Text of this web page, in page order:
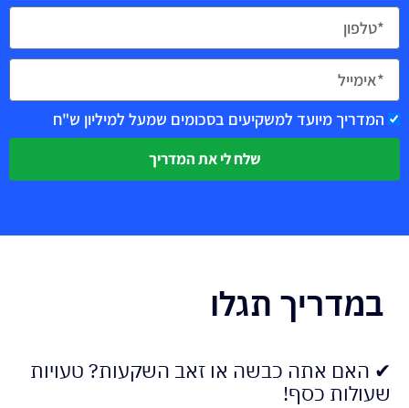
המדריך מיועד למשקיעים בסכומים שמעל למיליון ש"ח
שלח לי את המדריך
במדריך תגלו
✔ האם אתה כבשה או זאב השקעות? טעויות
שעולות כסף!